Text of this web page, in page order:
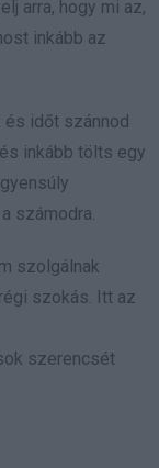
arra, hogy mi az,
inkább az
időt szánnod
inkább tölts egy
számodra.
szolgálnak
szokás. Itt az
szerencsét